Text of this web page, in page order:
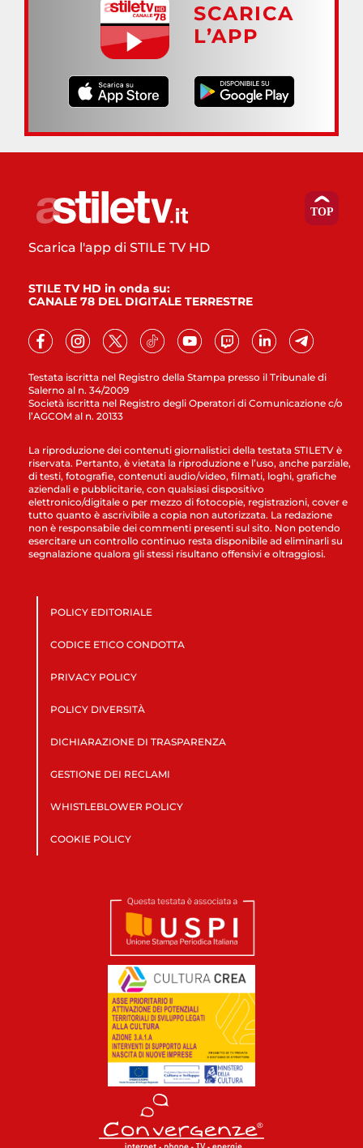
SCARICA
L’APP
Testata iscritta nel Registro della Stampa presso il Tribunale di
Salerno al n. 34/2009
Società iscritta nel Registro degli Operatori di Comunicazione c/o
l’AGCOM al n. 20133
Scarica l'app di STILE TV HD
STILE TV HD in onda su:
CANALE 78 DEL DIGITALE TERRESTRE
La riproduzione dei contenuti giornalistici della testata STILETV è
riservata. Pertanto, è vietata la riproduzione e l’uso, anche parziale,
di testi, fotografie, contenuti audio/video, filmati, loghi, grafiche
aziendali e pubblicitarie, con qualsiasi dispositivo
elettronico/digitale o per mezzo di fotocopie, registrazioni, cover e
tutto quanto è ascrivibile a copia non autorizzata. La redazione
non è responsabile dei commenti presenti sul sito. Non potendo
esercitare un controllo continuo resta disponibile ad eliminarli su
segnalazione qualora gli stessi risultano offensivi e oltraggiosi.
POLICY EDITORIALE
CODICE ETICO CONDOTTA
PRIVACY POLICY
POLICY DIVERSITÀ
DICHIARAZIONE DI TRASPARENZA
GESTIONE DEI RECLAMI
WHISTLEBLOWER POLICY
COOKIE POLICY